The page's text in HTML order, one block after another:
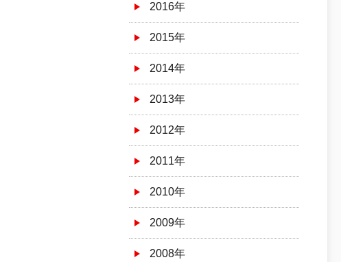
2016年
2015年
2014年
2013年
2012年
2011年
2010年
2009年
2008年